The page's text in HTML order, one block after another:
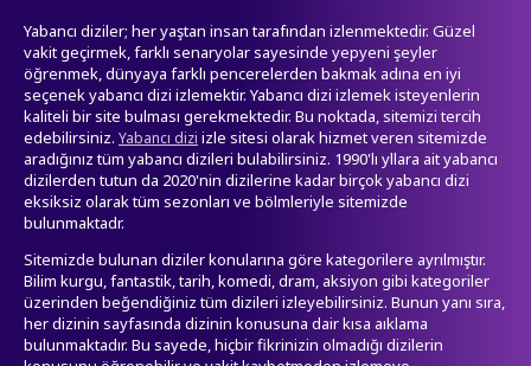
Yabancı diziler; her yaştan insan tarafından izlenmektedir. Güzel
vakit geçirmek, farklı senaryolar sayesinde yepyeni şeyler
öğrenmek, dünyaya farklı pencerelerden bakmak adına en iyi
seçenek yabancı dizi izlemektir. Yabancı dizi izlemek isteyenlerin
kaliteli bir site bulması gerekmektedir. Bu noktada, sitemizi tercih
edebilirsiniz. Yabancı dizi izle sitesi olarak hizmet veren sitemizde
aradığınız tüm yabancı dizileri bulabilirsiniz. 1990'lı yllara ait yabancı
dizilerden tutun da 2020'nin dizilerine kadar birçok yabancı dizi
eksiksiz olarak tüm sezonları ve bölmleriyle sitemizde
bulunmaktadr.
Sitemizde bulunan diziler konularına göre kategorilere ayrılmıştır.
Bilim kurgu, fantastik, tarih, komedi, dram, aksiyon gibi kategoriler
üzerinden beğendiğiniz tüm dizileri izleyebilirsiniz. Bunun yanı sıra,
her dizinin sayfasında dizinin konusuna dair kısa aıklama
bulunmaktadır. Bu sayede, hiçbir fikrinizin olmadığı dizilerin